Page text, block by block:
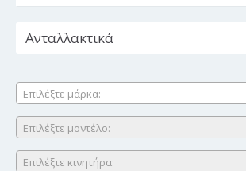
Ανταλλακτικά
Επιλέξτε μάρκα:
Επιλέξτε μοντέλο:
Επιλέξτε κινητήρα: